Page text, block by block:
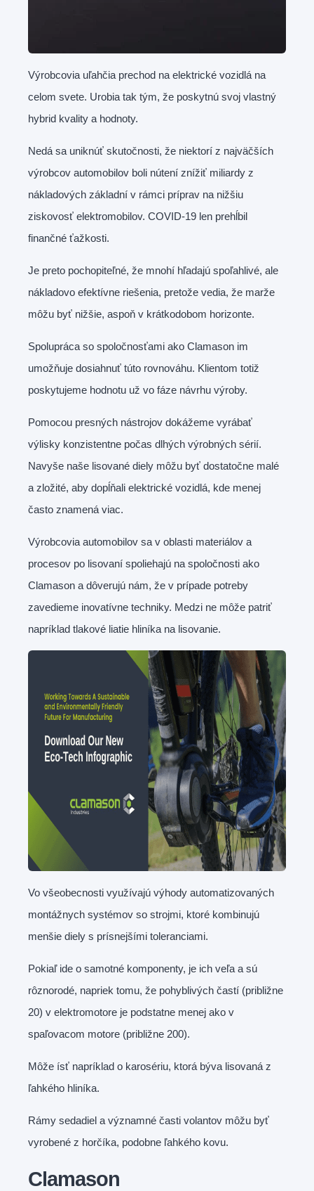
Výrobcovia uľahčia prechod na elektrické vozidlá na
celom svete. Urobia tak tým, že poskytnú svoj vlastný
hybrid kvality a hodnoty.
Nedá sa uniknúť skutočnosti, že niektorí z najväčších
výrobcov automobilov boli nútení znížiť miliardy z
nákladových základní v rámci príprav na nižšiu
ziskovosť elektromobilov. COVID-19 len prehĺbil
finančné ťažkosti.
Je preto pochopiteľné, že mnohí hľadajú spoľahlivé, ale
nákladovo efektívne riešenia, pretože vedia, že marže
môžu byť nižšie, aspoň v krátkodobom horizonte.
Spolupráca so spoločnosťami ako Clamason im
umožňuje dosiahnuť túto rovnováhu. Klientom totiž
poskytujeme hodnotu už vo fáze návrhu výroby.
Pomocou presných nástrojov dokážeme vyrábať
výlisky konzistentne počas dlhých výrobných sérií.
Navyše naše lisované diely môžu byť dostatočne malé
a zložité, aby dopĺňali elektrické vozidlá, kde menej
často znamená viac.
Výrobcovia automobilov sa v oblasti materiálov a
procesov po lisovaní spoliehajú na spoločnosti ako
Clamason a dôverujú nám, že v prípade potreby
zavedieme inovatívne techniky. Medzi ne môže patriť
napríklad tlakové liatie hliníka na lisovanie.
Vo všeobecnosti využívajú výhody automatizovaných
montážnych systémov so strojmi, ktoré kombinujú
menšie diely s prísnejšími toleranciami.
Pokiaľ ide o samotné komponenty, je ich veľa a sú
rôznorodé, napriek tomu, že pohyblivých častí (približne
20) v elektromotore je podstatne menej ako v
spaľovacom motore (približne 200).
Môže ísť napríklad o karosériu, ktorá býva lisovaná z
ľahkého hliníka.
Rámy sedadiel a významné časti volantov môžu byť
vyrobené z horčíka, podobne ľahkého kovu.
Clamason